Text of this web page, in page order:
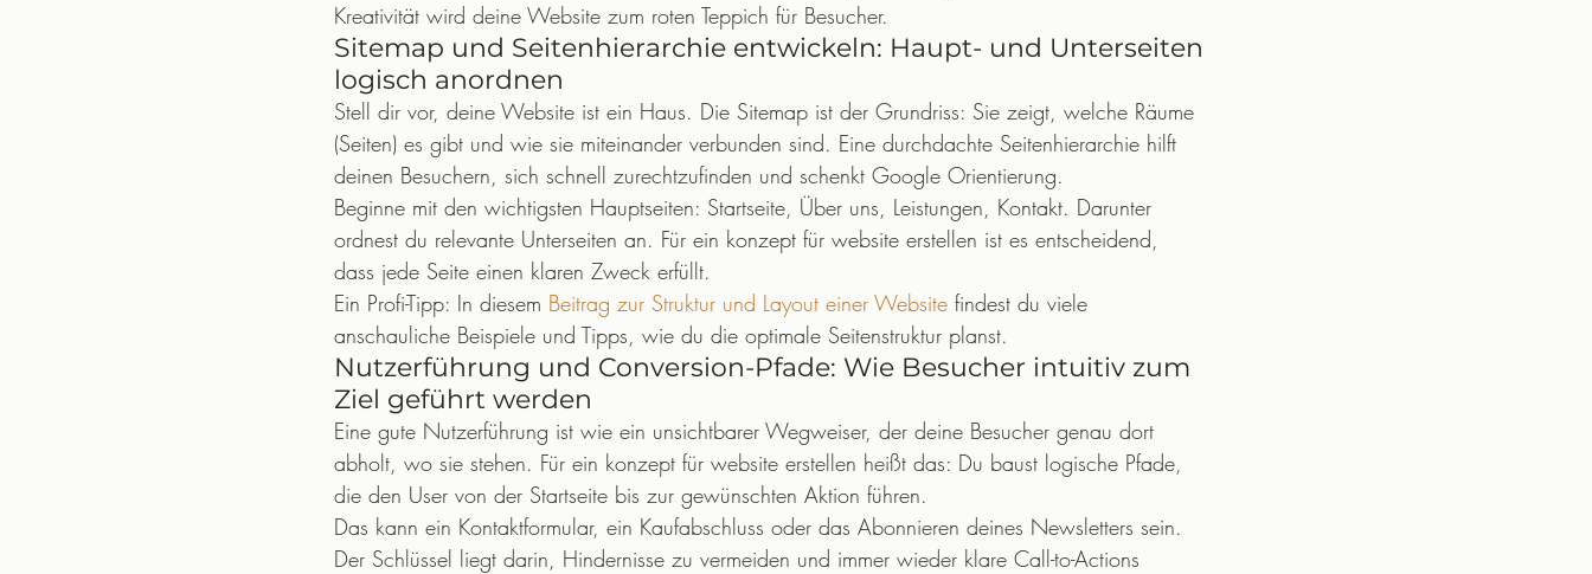
Kreativität wird deine Website zum roten Teppich für Besucher.
Sitemap und Seitenhierarchie entwickeln: Haupt- und Unterseiten
logisch anordnen
Stell dir vor, deine Website ist ein Haus. Die Sitemap ist der Grundriss: Sie zeigt, welche Räume
(Seiten) es gibt und wie sie miteinander verbunden sind. Eine durchdachte Seitenhierarchie hilft
deinen Besuchern, sich schnell zurechtzufinden und schenkt Google Orientierung.
Beginne mit den wichtigsten Hauptseiten: Startseite, Über uns, Leistungen, Kontakt. Darunter
ordnest du relevante Unterseiten an. Für ein konzept für website erstellen ist es entscheidend,
dass jede Seite einen klaren Zweck erfüllt.
Ein Profi-Tipp: In diesem Beitrag zur Struktur und Layout einer Website findest du viele
anschauliche Beispiele und Tipps, wie du die optimale Seitenstruktur planst.
Nutzerführung und Conversion-Pfade: Wie Besucher intuitiv zum
Ziel geführt werden
Eine gute Nutzerführung ist wie ein unsichtbarer Wegweiser, der deine Besucher genau dort
abholt, wo sie stehen. Für ein konzept für website erstellen heißt das: Du baust logische Pfade,
die den User von der Startseite bis zur gewünschten Aktion führen.
Das kann ein Kontaktformular, ein Kaufabschluss oder das Abonnieren deines Newsletters sein.
Der Schlüssel liegt darin, Hindernisse zu vermeiden und immer wieder klare Call-to-Actions